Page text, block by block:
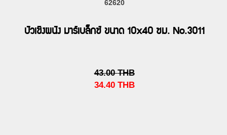
62620
บัวเชิงผนัง มาร์เบล็กซ์ ขนาด 10x40 ซม. No.3011
43.00 THB
34.40 THB